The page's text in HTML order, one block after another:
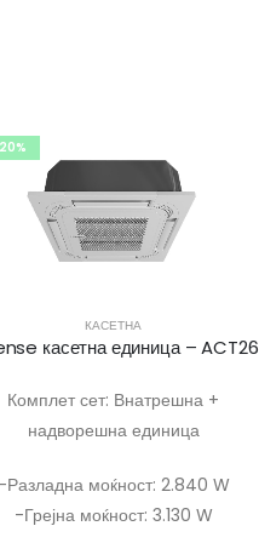
КАСЕТНА
касетна единица – ACT26
Комплет сет: Внатрешна +
надворешна единица
моќност: 2.840 W
-Грејна моќност: 3.130 W